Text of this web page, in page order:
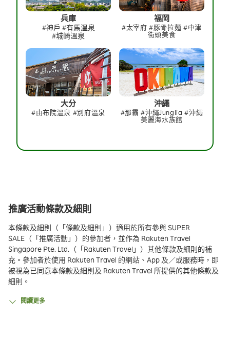
兵庫
#神戶 #有馬溫泉
#城崎溫泉
福岡
#太宰府 #豚骨拉麵 #中津
街頭美食
大分
#由布院溫泉 #別府溫泉
沖繩
#那霸 #沖繩Junglia #沖繩
美麗海水族館
推廣活動條款及細則
本條款及細則（「條款及細則」）適用於所有參與 SUPER
SALE（「推廣活動」）的參加者，並作為 Rakuten Travel
Singapore Pte. Ltd.（「Rakuten Travel」）其他條款及細則的補
充。參加者於使用 Rakuten Travel 的網站、App 及／或服務時，即
被視為已同意本條款及細則及 Rakuten Travel 所提供的其他條款及
細則。
1. 此推廣活動包括 SUPER SALE 價格方案折扣及三 (3) 張 SUPER
閱讀更多